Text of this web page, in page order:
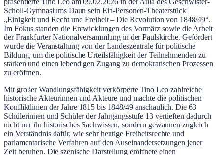
Scholl-Gymnasiums Daun sein Ein-Personen-Theaterstück
„Einigkeit und Recht und Freiheit – Die Revolution von 1848/49“.
Im Fokus standen die Entwicklungen des Vormärz sowie die Arbeit
der Frankfurter Nationalversammlung in der Paulskirche. Gefördert
wurde die Veranstaltung von der Landeszentrale für politische
Bildung, um die politische Urteilsfähigkeit der Teilnehmenden zu
stärken und einen lebendigen Zugang zu demokratischen Prozessen
zu eröffnen.
Mit großer Wandlungsfähigkeit verkörperte Tino Leo zahlreiche
historische Akteurinnen und Akteure und machte die politischen
Konfliktlinien der Jahre 1815 bis 1848/49 anschaulich. Die 63
Schülerinnen und Schüler der Jahrgangsstufe 13 vertieften dadurch
nicht nur ihr historisches Sachwissen, sondern gewannen zugleich
ein Verständnis dafür, wie sehr heutige Freiheitsrechte und
parlamentarische Verfahren auf den Auseinandersetzungen jener
Zeit beruhen. Die szenische Darstellung eröffnete einen